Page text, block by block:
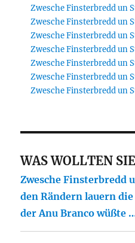
Zwesche Finsterbredd un
Zwesche Finsterbredd un
Zwesche Finsterbredd un
Zwesche Finsterbredd un
Zwesche Finsterbredd un
Zwesche Finsterbredd un
Zwesche Finsterbredd un
WAS WOLLTEN
Zwesche Finsterbredd
den Rändern lauern
der Anu Branco wüßte